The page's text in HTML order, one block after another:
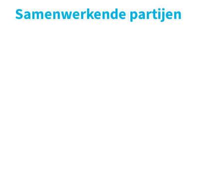
Samenwerkende partijen